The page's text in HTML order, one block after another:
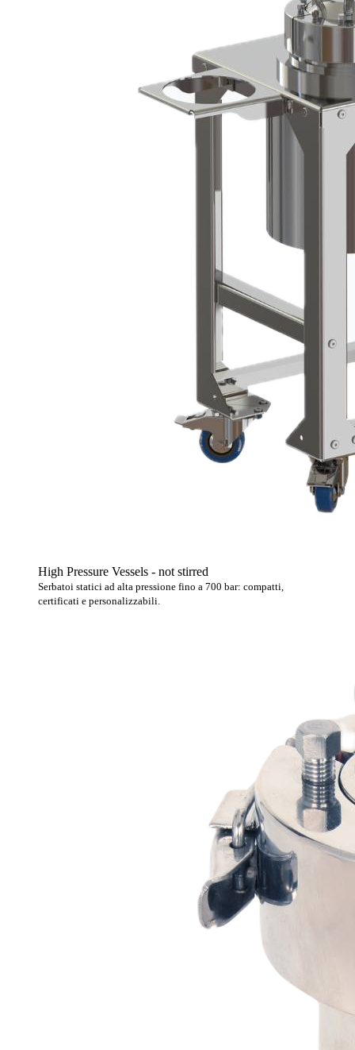
High Pressure Vessels - not stirred
Serbatoi statici ad alta pressione fino a 700 bar: compatti,
certificati e personalizzabili.